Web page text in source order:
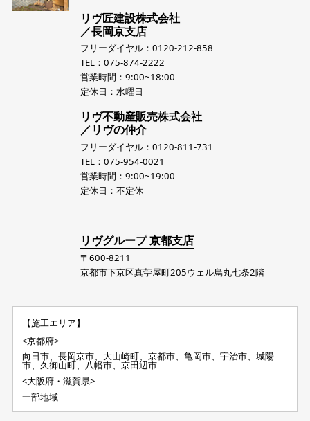
リヴ匠建設株式会社
／長岡京支店
フリーダイヤル：0120-212-858
TEL：075-874-2222
営業時間：9:00~18:00
定休日：水曜日
リヴ不動産販売株式会社
／リヴの仲介
フリーダイヤル：0120-811-731
TEL：075-954-0021
営業時間：9:00~19:00
定休日：不定休
リヴグループ 京都支店
〒600-8211
京都市下京区真苧屋町205ウェル烏丸七条2階
【施工エリア】
<京都府>
向日市、長岡京市、大山崎町、京都市、亀岡市、宇治市、城陽
市、久御山町、八幡市、京田辺市
<大阪府・滋賀県>
一部地域